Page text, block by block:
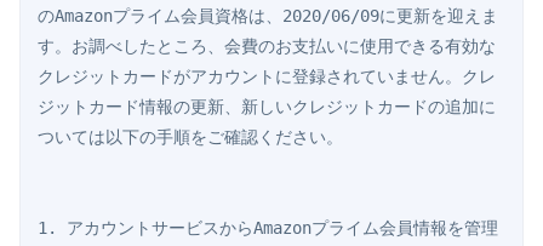
のAmazonプライム会員資格は、2020/06/09に更新を迎えま
す。お調べしたところ、会費のお支払いに使用できる有効な
クレジットカードがアカウントに登録されていません。クレ
ジットカード情報の更新、新しいクレジットカードの追加に
ついては以下の手順をご確認ください。
1. アカウントサービスからAmazonプライム会員情報を管理